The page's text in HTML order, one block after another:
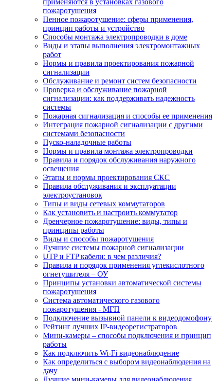
применяются в установках газового
пожаротушения
Пенное пожаротушение: сферы применения,
принцип работы и устройство
Способы монтажа электропроводки в доме
Виды и этапы выполнения электромонтажных
работ
Нормы и правила проектирования пожарной
сигнализации
Обслуживание и ремонт систем безопасности
Проверка и обслуживание пожарной
сигнализации: как поддерживать надежность
системы
Пожарная сигнализация и способы ее применения
Интеграция пожарной сигнализации с другими
системами безопасности
Пуско-наладочные работы
Нормы и правила монтажа электропроводки
Правила и порядок обслуживания наружного
освещения
Этапы и нормы проектирования СКС
Правила обслуживания и эксплуатации
электроустановок
Типы и виды сетевых коммутаторов
Как установить и настроить коммутатор
Дренчерное пожаротушение: виды, типы и
принципы работы
Виды и способы пожаротушения
Лучшие системы пожарной сигнализации
UTP и FTP кабели: в чем различия?
Правила и порядок применения углекислотного
огнетушителя – ОУ
Принципы установки автоматической системы
пожаротушения
Система автоматического газового
пожаротушения - МГП
Подключение вызывной панели к видеодомофону
Рейтинг лучших IP-видеорегистраторов
Мини-камеры – способы подключения и принцип
работы
Как подключить Wi-Fi видеонаблюдение
Как определиться с выбором видеонаблюдения на
дачу
Лучшие мини-камеры для видеонаблюдения